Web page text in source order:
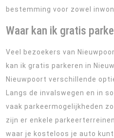
bestemming voor zowel
Waar kan ik gratis
Veel bezoekers van
kan ik gratis parkeren in
Nieuwpoort verschillende
Langs de invalswegen en in
vaak parkeermogelijkheden
zijn er enkele
waar je kosteloos je auto